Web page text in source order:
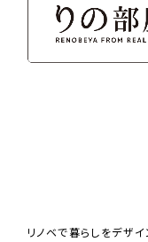
リノベで暮らしをデザ